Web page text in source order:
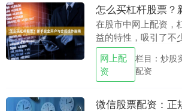
在股市中网上配资，
益的特性，吸引了不
手来说，如何安全开
须掌握的关键。本文
买杠杆股票”，....
网上配
资
栏目：炒股
配资